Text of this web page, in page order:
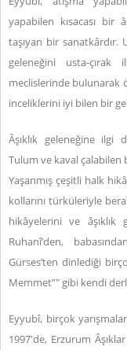
yapabilen kısacası bir
taşıyan bir sanatkârdır.
geleneğini usta-
meclislerinde bulunarak
inceliklerini iyi bilen bir
Âşıklık geleneğine ilgi
Tulum ve kaval çalabilen
Yaşanmış çeşitli halk
kollarını türküleriyle
hikâyelerini ve âşıklık
Ruhanî’den,
Gürses’ten dinlediği
Memmet”" gibi kendi
Eyyubî, birçok
1997'de, Erzurum